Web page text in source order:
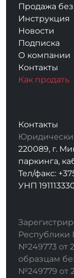
Продажа
Инструкция
Новости
Подписка
О компании
Контакты
Как продать
Контакты
220089, г.
паркинга,
Тел/факс:
УНП
Республики
№249773 от
образцам
№249779 от